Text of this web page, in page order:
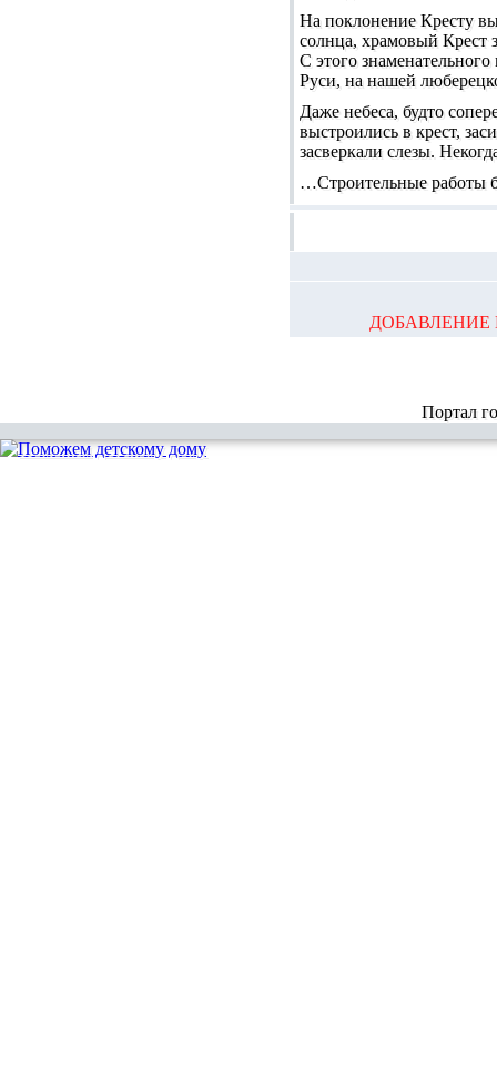
На поклонение Кресту
солнца, храмовый Крест
С этого
Руси, на нашей
Даже небеса, будто
выстроились в крест,
засверкали слезы.
…Строительные работы
ДОБАВЛЕНИЕ
Портал